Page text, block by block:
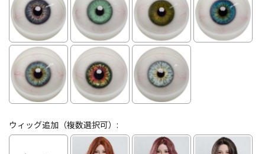
ウィッグ追加（複数選択可）: